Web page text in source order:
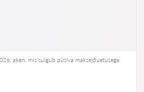
aken, mis sulgub püsiva maksejõuetusega